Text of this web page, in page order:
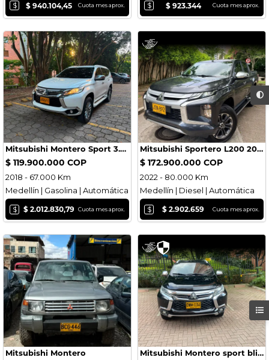
$ $ 940.104,45 Cuota mes aprox. $ $ 923.344 Cuota mes aprox.
Mitsubishi Montero Sport 3.000 4x2 Gasolina 2018
$ 119.900.000 COP
2018 - 67.000 Km
Medellín | Gasolina | Automática
$ $ 2.012.830,79 Cuota mes aprox.
Mitsubishi Sportero L200 2022
$ 172.900.000 COP
2022 - 80.000 Km
Medellín | Diesel | Automática
$ $ 2.902.659 Cuota mes aprox.
Mitsubishi Montero Mitsubishi Montero sport blindada